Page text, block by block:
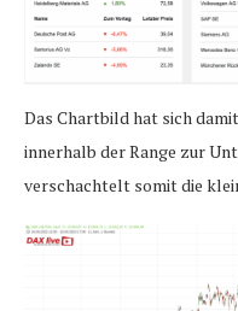
Das Chartbild hat sich
innerhalb der Range zur
verschachtelt somit die